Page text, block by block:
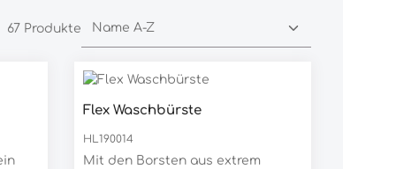
67 Produkte
ein oder benutze die
Flex Waschbürste
HL190014
Mit den Borsten aus extrem